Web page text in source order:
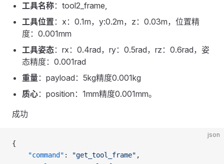
工具名称：tool2_frame,
工具位置 ：x：0.1m，y:0.2m，z：0.03m，位置精
度：0.001mm
工具姿态：rx：0.4rad，ry：0.5rad，rz：0.6rad，姿
态精度：0.001rad
重量：payload：5kg精度0.001kg
质心：position：1mm精度0.001mm。
成功
json
{
    "command"
: "get_tool_frame" ,